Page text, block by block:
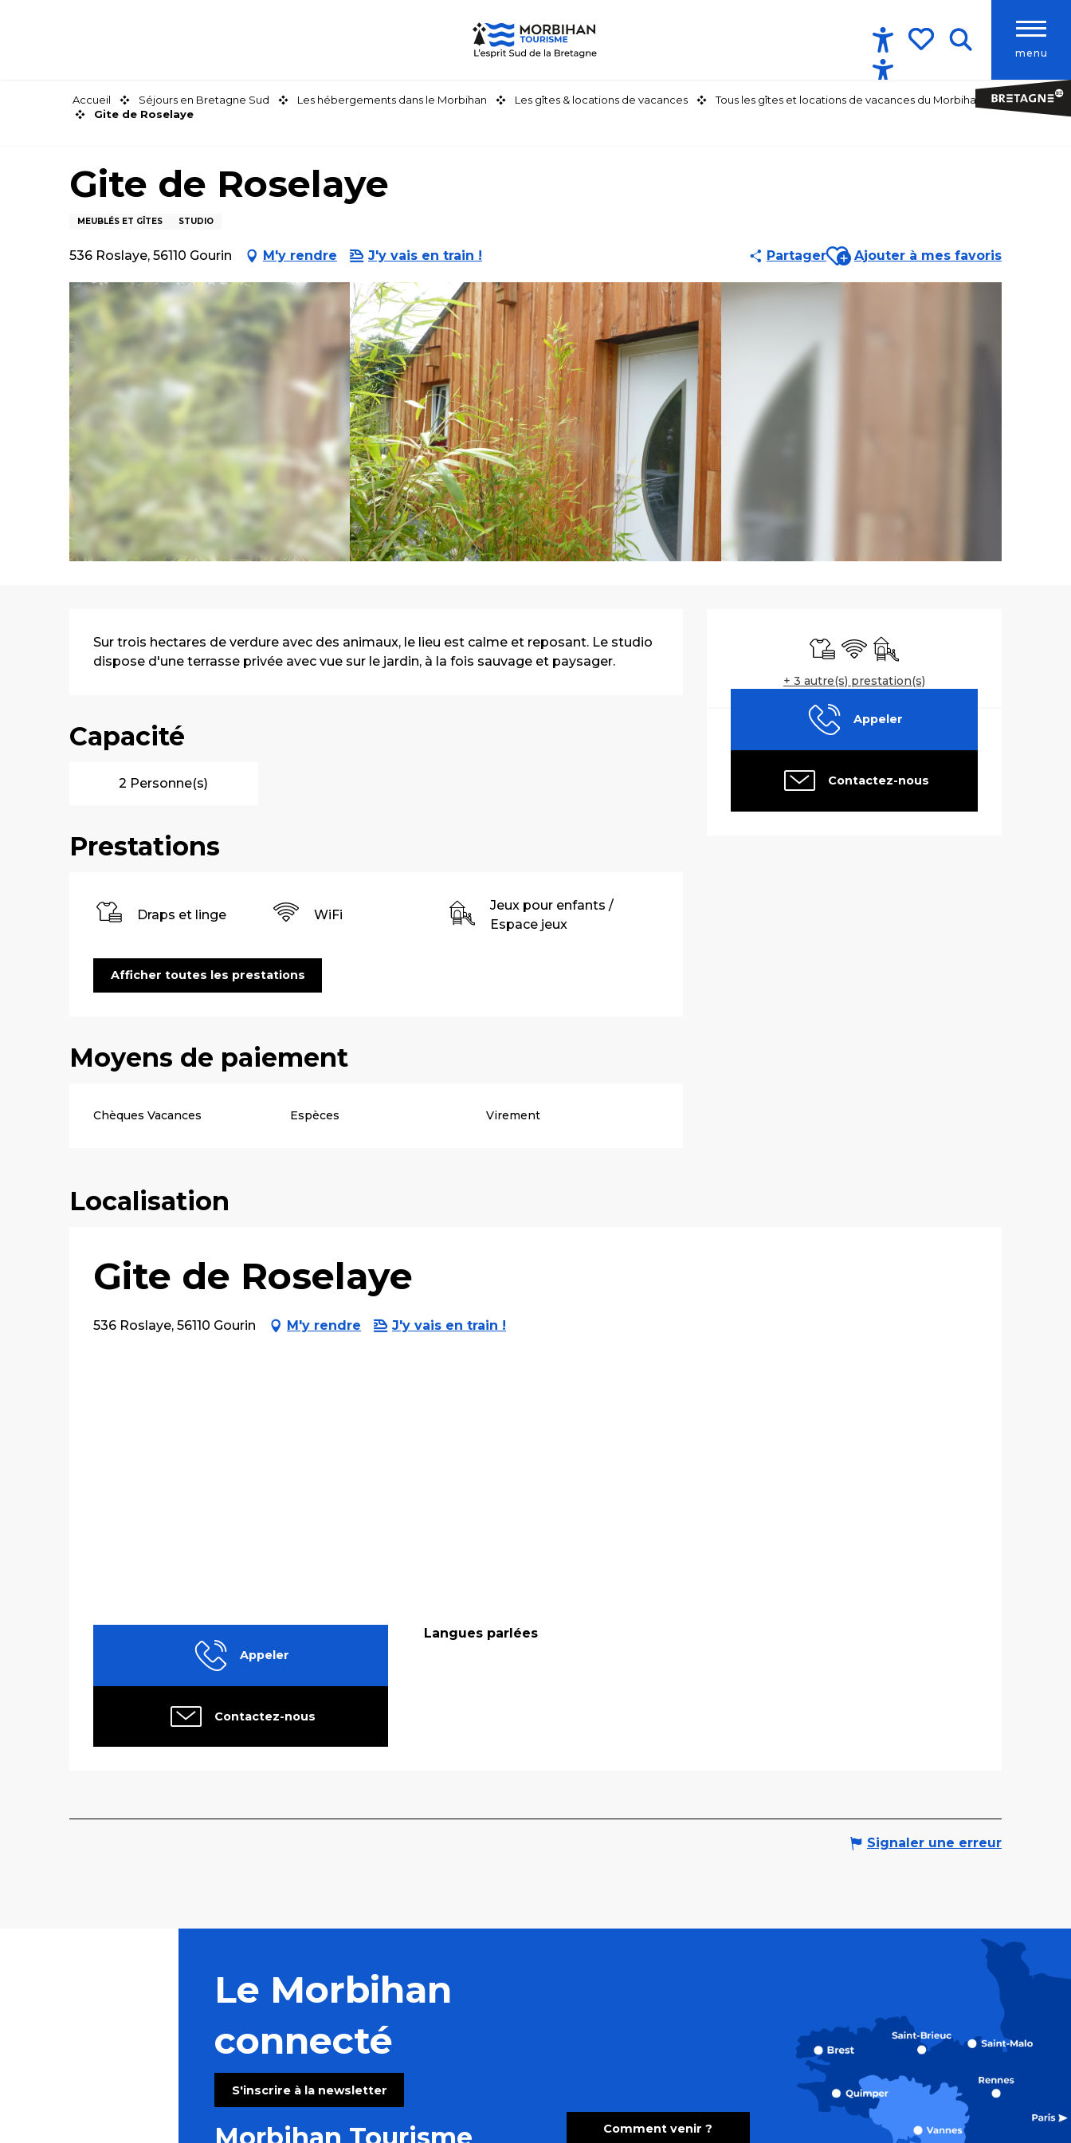
menu
Accessibilité
Accueil Séjours en Bretagne Sud Les hébergements dans le Morbihan Les gîtes & locations de vacances
Tous les gîtes et locations de vacances du Morbihan
Gite de Roselaye
Gite de Roselaye
MEUBLÉS ET GÎTES STUDIO
536 Roslaye, 56110 Gourin M'y rendre J'y vais en train ! PartagerAjouter aux favoris
Ajouter à mes favoris
Ouverture et
Draps et linge
WiFi Jeux pour enfants / Espace
+ 3 autre(s) prestation(s)
Appeler
Contactez-nous
Description
Sur trois hectares de verdure avec des animaux, le lieu est calme et reposant. Le studio
dispose d'une terrasse privée avec vue sur le jardin, à la fois sauvage et paysager.
Capacité
2 Personne(s)
Prestations
Draps et linge WiFi
Jeux pour enfants /
Espace jeux
Afficher toutes les prestations
Moyens de paiement
Chèques Vacances Espèces Virement
Localisation
Gite de Roselaye
536 Roslaye, 56110 Gourin M'y rendre J'y vais en train !
Appeler
Contactez-nous
Langues parlées
Langues parlées
Signaler une erreur
Le Morbihan
connecté
S'inscrire à la newsletter
Comment venir ?